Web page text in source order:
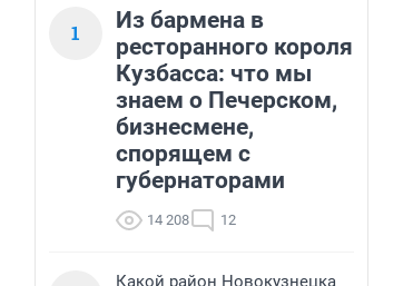
1
Из бармена в
ресторанного короля
Кузбасса: что мы
знаем о Печерском,
бизнесмене,
спорящем с
губернаторами
14 208 12
Какой район Новокузнецка